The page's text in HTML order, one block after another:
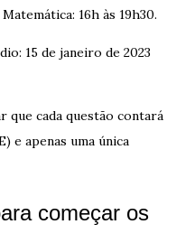
16h às 19h30.
15 de janeiro de 2023
que cada questão contará
e apenas uma única
começar os